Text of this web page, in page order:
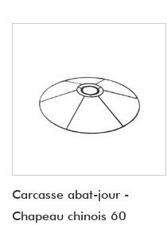
Carcasse abat-jour -
Chapeau chinois 60